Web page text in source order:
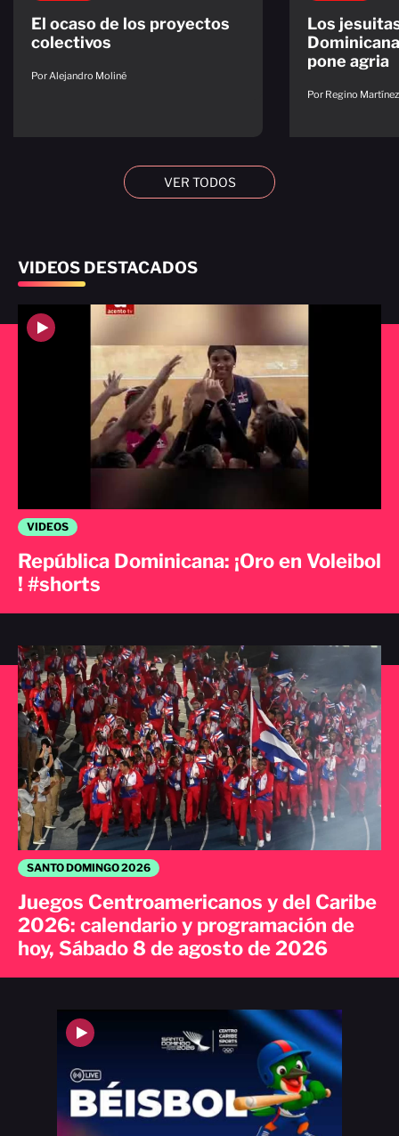
El ocaso de los proyectos
colectivos
Por Alejandro Moliné
Los
pone agria
Por Regino Martínez
VER TODOS
VIDEOS DESTACADOS
SANTO DOMINGO 2026
Juegos Centroamericanos y del Caribe
2026: calendario y programación de
hoy, Sábado 8 de agosto de 2026
VIDEOS
República Dominicana: ¡Oro en Voleibol
! #shorts